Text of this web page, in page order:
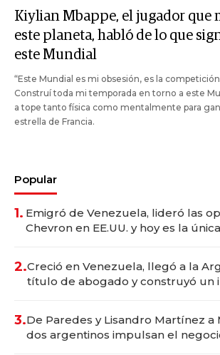
Kiylian Mbappe, el jugador que
este planeta, habló de lo que
este Mundial
“Este Mundial es mi obsesión, es la
Construí toda mi temporada en torno a este
a tope tanto física como mentalmente para
estrella de Francia.
Popular
1. Emigró de Venezuela, lideró las
Chevron en EE.UU. y hoy es la
2.Creció en Venezuela, llegó a la
título de abogado y construyó un
3.De Paredes y Lisandro Martínez a
dos argentinos impulsan el